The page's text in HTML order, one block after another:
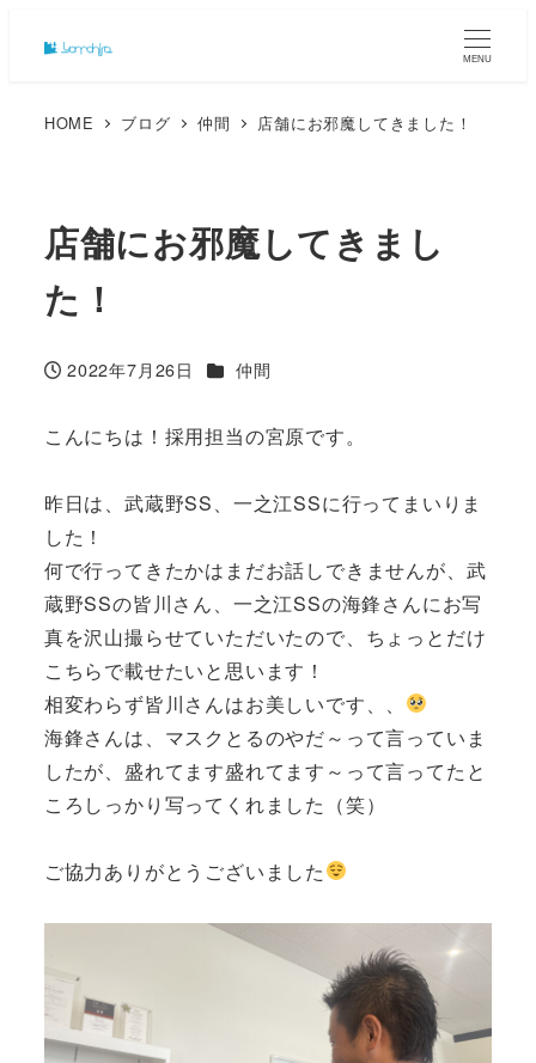
MENU
HOME ブログ 仲間 店舗にお邪魔してきました！
店舗にお邪魔してきまし
た！
投稿日
2022年7月26日 カテゴリー
仲間
こんにちは！採用担当の宮原です。
昨日は、武蔵野SS、一之江SSに行ってまいりま
した！
何で行ってきたかはまだお話しできませんが、武
蔵野SSの皆川さん、一之江SSの海鋒さんにお写
真を沢山撮らせていただいたので、ちょっとだけ
こちらで載せたいと思います！
相変わらず皆川さんはお美しいです、、
海鋒さんは、マスクとるのやだ～って言っていま
したが、盛れてます盛れてます～って言ってたと
ころしっかり写ってくれました（笑）
ご協力ありがとうございました